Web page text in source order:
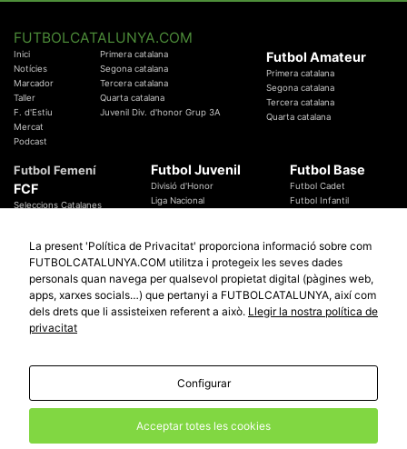
FUTBOLCATALUNYA.COM
Inici
Notícies
Marcador
Taller
F. d'Estiu
Mercat
Podcast
Primera catalana
Segona catalana
Tercera catalana
Quarta catalana
Juvenil Div. d'honor Grup 3A
Futbol Amateur
Primera catalana
Segona catalana
Tercera catalana
Quarta catalana
Futbol Femení
FCF
Seleccions Catalanes
Temes Federatius
Futbol Juvenil
Divisió d'Honor
Liga Nacional
Futbol Base
Futbol Cadet
Futbol Infantil
Futbol Catalunya
Promocions
Sortejos
Participació
Especials
Copa Catalunya Absoluta 2019
Copa del Rei 2019 - 2020
© 2010 - 2026FutbolCatalunya.com
redaccio@futbolcatalunya.com
La present 'Política de Privacitat' proporciona informació sobre com
FUTBOLCATALUNYA.COM utilitza i protegeix les seves dades
personals quan navega per qualsevol propietat digital (pàgines web,
apps, xarxes socials…) que pertanyi a FUTBOLCATALUNYA, així com
dels drets que li assisteixen referent a això. Llegir la nostra política de
privacitat
Configurar
Acceptar totes les cookies